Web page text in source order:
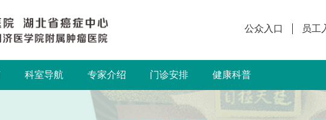
公众入口 员工
科室导航 专家介绍 门诊安排 健康科普